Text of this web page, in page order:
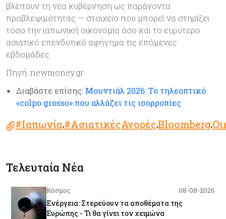
βλέπουν τη νέα κυβέρνηση ως παράγοντα
προβλεψιμότητας — στοιχείο που μπορεί να στηρίξει
τόσο την ιαπωνική οικονομία όσο και το ευρύτερο
ασιατικό επενδυτικό αφήγημα τις επόμενες
εβδομάδες.
Πηγή: newmoney.gr
Διαβάστε επίσης: Μουντιάλ 2026: Το τηλεοπτικό
«colpo grosso» που αλλάζει τις ισορροπίες
#Ιαπωνία,#ΑσιατικέςΑγορές,Bloomberg,
Τελευταία Νέα
Κόσμος 08-08-2026
Ενέργεια: Στερεύουν τα αποθέματα της
Ευρώπης - Τι θα γίνει τον χειμώνα